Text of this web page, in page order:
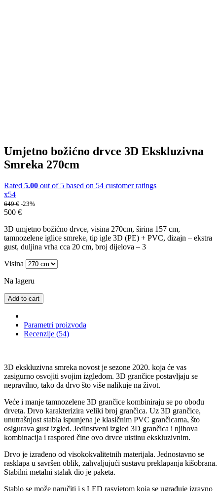
Umjetno božićno drvce 3D Ekskluzivna
Smreka 270cm
Rated 5.00 out of 5 based on 54 customer ratings
x54
649€ -23%
500 €
3D umjetno božićno drvce, visina 270cm, širina 157 cm,
tamnozelene iglice smreke, tip igle 3D (PE) + PVC, dizajn – ekstra
gust, duljina vrha cca 20 cm, broj dijelova – 3
Visina
Na lageru
Add to cart
Parametri proizvoda
Recenzije (54)
3D ekskluzivna smreka novost je sezone 2020. koja će vas
zasigurno osvojiti svojim izgledom. 3D grančice postavljaju se
nepravilno, tako da drvo što više nalikuje na život.
Veće i manje tamnozelene 3D grančice kombiniraju se po obodu
drveta. Drvo karakterizira veliki broj grančica. Uz 3D grančice,
unutrašnjost stabla ispunjena je klasičnim PVC grančicama, što
osigurava gust izgled. Jedinstveni izgled 3D grančica i njihova
kombinacija i raspored čine ovo drvce uistinu ekskluzivnim.
Drvo je izrađeno od visokokvalitetnih materijala. Jednostavno se
rasklapa u savršen oblik, zahvaljujući sustavu preklapanja kišobrana.
Stabilni metalni stalak dio je paketa.
Stablo se može naručiti i s LED rasvjetom koja se ugrađuje izravno